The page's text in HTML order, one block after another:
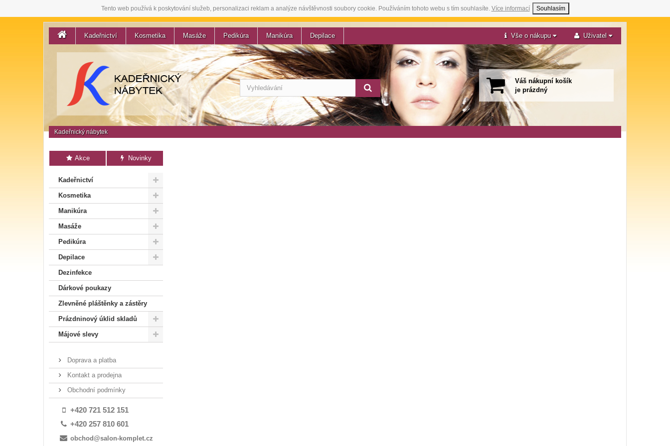
Tento web používá k poskytování služeb, personalizaci reklam a analýze návštěvnosti soubory cookie. Používáním tohoto webu s tím souhlasíte. Více informací Souhlasím
Kadeřnictví Kosmetika Masáže Pedikúra Manikúra Depilace Vše o nákupu Uživatel
Váš nákupní košík
je prázdný
Kadeřnický nábytek
Akce Novinky
Kadeřnictví
Kosmetika
Manikúra
Masáže
Pedikúra
Depilace
Dezinfekce
Dárkové poukazy
Zlevněné pláštěnky a zástěry
Prázdninový úklid skladů
Májové slevy
Doprava a platba
Kontakt a prodejna
Obchodní podmínky
+420 721 512 151
+420 257 810 601
obchod@salon-komplet.cz